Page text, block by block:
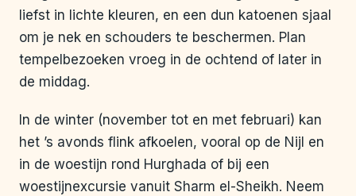
liefst in lichte kleuren, en een dun katoenen sjaal
om je nek en schouders te beschermen. Plan
tempelbezoeken vroeg in de ochtend of later in
de middag.
In de winter (november tot en met februari) kan
het ’s avonds flink afkoelen, vooral op de Nijl en
in de woestijn rond Hurghada of bij een
woestijnexcursie vanuit Sharm el-Sheikh. Neem